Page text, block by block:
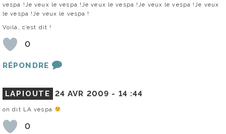
vespa !Je veux le vespa !Je veux le vespa !Je veux le vespa !Je veux
le vespa !Je veux le vespa !
Voilà, c’est dit !
0
RÉPONDRE
LAPIOUTE 24 AVR 2009 - 14 :44
on dit LA vespa
0